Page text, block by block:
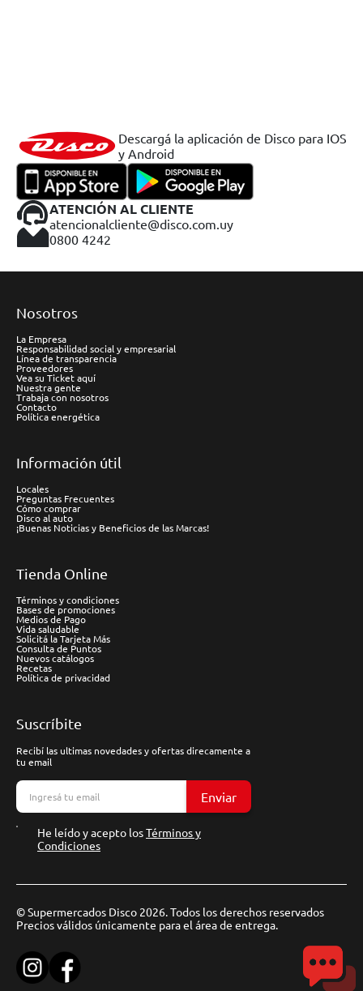
Descargá la aplicación de Disco para IOS
y Android
ATENCIÓN AL CLIENTE
atencionalcliente@disco.com.uy
0800 4242
Nosotros
La Empresa
Responsabilidad social y empresarial
Línea de transparencia
Proveedores
Vea su Ticket aquí
Nuestra gente
Trabaja con nosotros
Contacto
Política energética
Información útil
Locales
Preguntas Frecuentes
Cómo comprar
Disco al auto
¡Buenas Noticias y Beneficios de las Marcas!
Tienda Online
Términos y condiciones
Bases de promociones
Medios de Pago
Vida saludable
Solicitá la Tarjeta Más
Consulta de Puntos
Nuevos catálogos
Recetas
Política de privacidad
Suscríbite
Recibí las ultimas novedades y ofertas direcamente a
tu email
Enviar
He leído y acepto losTérminos y
Condiciones
© Supermercados Disco 2026. Todos los derechos reservados
Precios válidos únicamente para el área de entrega.